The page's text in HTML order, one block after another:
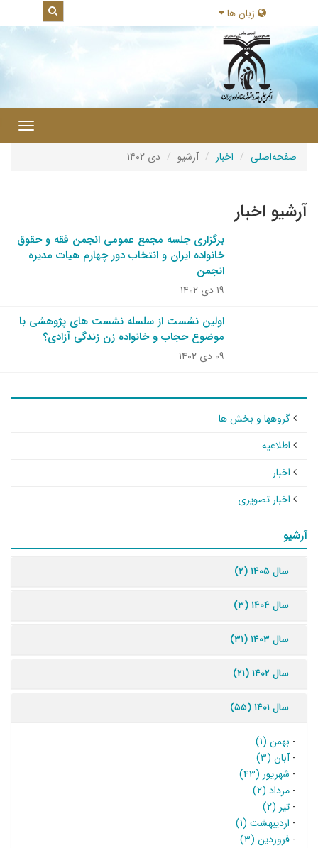
زبان ها
صفحه‌اصلی اخبار آرشیو دی ۱۴۰۲
آرشیو اخبار
برگزاری جلسه مجمع عمومی انجمن فقه و حقوق
خانواده ایران و انتخاب دور چهارم هیات مدیره
انجمن
۱۹ دی ۱۴۰۲
اولین نشست از سلسله نشست های پژوهشی با
موضوع حجاب و خانواده زن زندگی آزادی؟
۰۹ دی ۱۴۰۲
گروهها و بخش ها
اطلاعیه
اخبار
اخبار تصویری
آرشیو
سال ۱۴۰۵ (۲)
سال ۱۴۰۴ (۳)
سال ۱۴۰۳ (۳۱)
سال ۱۴۰۲ (۲۱)
سال ۱۴۰۱ (۵۵)
- بهمن (۱)
-آبان (۳)
- شهریور (۴۳)
- مرداد (۲)
- تیر (۲)
- اردیبهشت (۱)
- فروردین (۳)